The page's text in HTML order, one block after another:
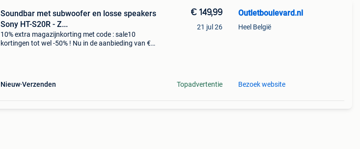
Soundbar met subwoofer en losse speakers
Sony HT-S20R - Z...
10% extra magazijnkorting met code : sale10
kortingen tot wel -50% ! Nu in de aanbieding van €
Nieuw Verzenden
€ 149,99
21 jul 26
Topadvertentie
Outletboulevard.nl
Heel België
Bezoek website